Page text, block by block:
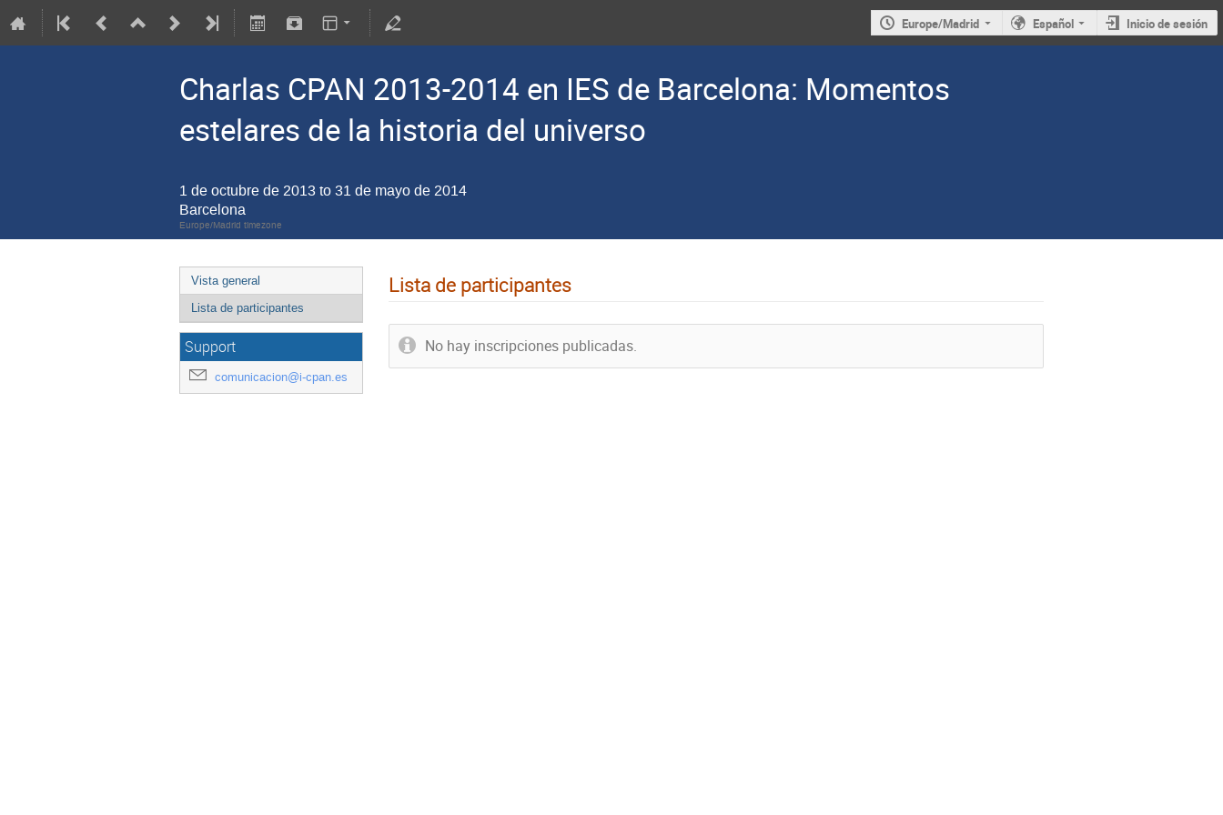
Europe/Madrid Español Inicio de sesión
Charlas CPAN 2013-2014 en IES de Barcelona: Momentos
estelares de la historia del universo
1 de octubre de 2013 to 31 de mayo de 2014
Barcelona
Europe/Madrid timezone
Vista general
Lista de participantes
Support
comunicacion@i-cpan.es
Lista de participantes
No hay inscripciones publicadas.